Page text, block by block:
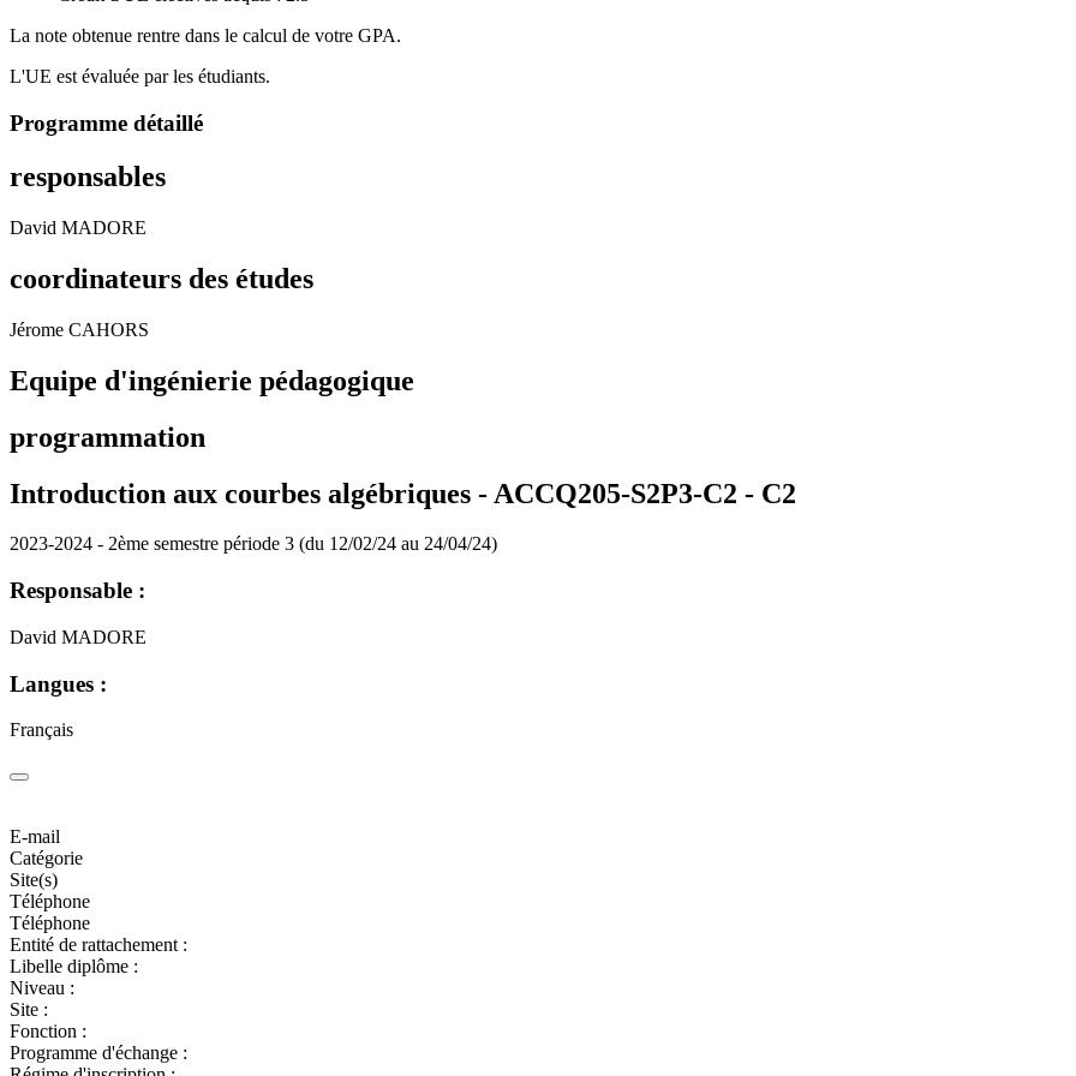
La note obtenue rentre dans le calcul de votre GPA.
L'UE est évaluée par les étudiants.
Programme détaillé
responsables
David MADORE
coordinateurs des études
Jérome CAHORS
Equipe d'ingénierie pédagogique
programmation
Introduction aux courbes algébriques - ACCQ205-S2P3-C2 - C2
2023-2024 - 2ème semestre période 3 (du 12/02/24 au 24/04/24)
Responsable :
David MADORE
Langues :
Français
E-mail
Catégorie
Site(s)
Téléphone
Téléphone
Entité de rattachement :
Libelle diplôme :
Niveau :
Site :
Fonction :
Programme d'échange :